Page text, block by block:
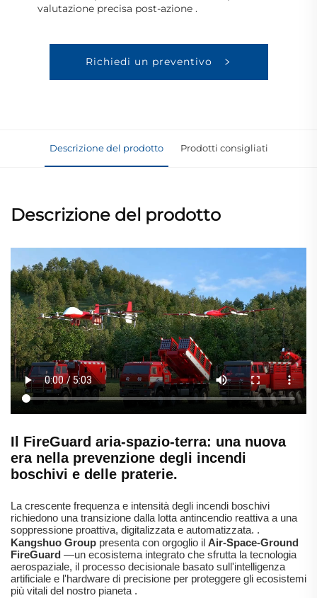
valutazione precisa post-azione .
Richiedi un preventivo
Descrizione del prodotto Prodotti consigliati
Descrizione del prodotto
Il FireGuard aria-spazio-terra: una nuova
era nella prevenzione degli incendi
boschivi e delle praterie.
La crescente frequenza e intensità degli incendi boschivi
richiedono una transizione dalla lotta antincendio reattiva a una
soppressione proattiva, digitalizzata e automatizzata. .
Kangshuo Group presenta con orgoglio il Air-Space-Ground
FireGuard —un ecosistema integrato che sfrutta la tecnologia
aerospaziale, il processo decisionale basato sull'intelligenza
artificiale e l'hardware di precisione per proteggere gli ecosistemi
più vitali del nostro pianeta .